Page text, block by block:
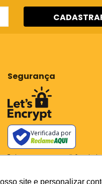
site e personalizar
Segurança
Verificada por
Todos os preços e condições
em outros meios de comunicação